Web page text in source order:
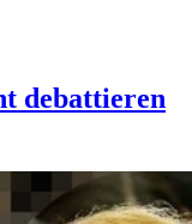
debattieren